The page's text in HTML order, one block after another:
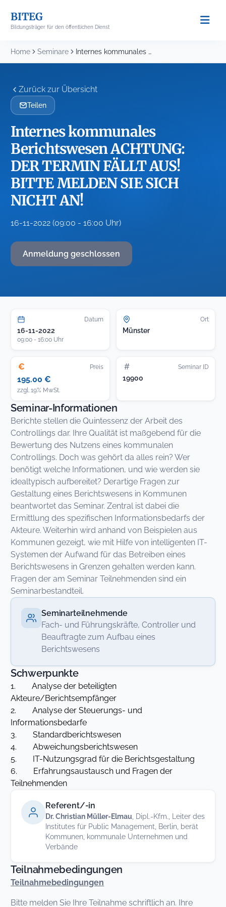
content
BITEG
Bildungsträger für den öffentlichen Dienst
Home Seminare Internes kommunales Berichtswesen ACHTUNG: DER TERMIN FÄLLT AUS!...
Zurück zur Übersicht
Teilen
Internes kommunales
Berichtswesen ACHTUNG:
DER TERMIN FÄLLT AUS!
BITTE MELDEN SIE SICH
NICHT AN!
16-11-2022 (09:00 - 16:00 Uhr)
Anmeldung geschlossen
Datum
16-11-2022
09:00 - 16:00 Uhr
Ort
Münster
€ Preis
195.00 €
zzgl. 19% MwSt.
# Seminar ID
19900
Seminar-Informationen
Berichte stellen die Quintessenz der Arbeit des
Controllings dar. Ihre Qualität ist maßgebend für die
Bewertung des Nutzens eines kommunalen
Controllings. Doch was gehört da alles rein? Wer
benötigt welche Informationen, und wie werden sie
idealtypisch aufbereitet? Derartige Fragen zur
Gestaltung eines Berichtswesens in Kommunen
beantwortet das Seminar. Zentral ist dabei die
Ermittlung des spezifischen Informationsbedarfs der
Akteure. Weiterhin wird anhand von Beispielen aus
Kommunen gezeigt, wie mit Hilfe von intelligenten IT-
Systemen der Aufwand für das Betreiben eines
Berichtswesens in Grenzen gehalten werden kann.
Fragen der am Seminar Teilnehmenden sind ein
Seminarbestandteil.
Seminarteilnehmende
Fach- und Führungskräfte, Controller und
Beauftragte zum Aufbau eines
Berichtswesens
Schwerpunkte
1. Analyse der beteiligten
Akteure/Berichtsempfänger
2. Analyse der Steuerungs- und
Informationsbedarfe
3. Standardberichtswesen
4. Abweichungsberichtswesen
5. IT-Nutzungsgrad für die Berichtsgestaltung
6. Erfahrungsaustausch und Fragen der
Teilnehmenden
Referent/-in
Dr. Christian Müller-Elmau , Dipl.-Kfm., Leiter des
Institutes für Public Management, Berlin, berät
Kommunen, kommunale Unternehmen und
Verbände
Teilnahmebedingungen
Teilnahmebedingungen
Bitte melden Sie Ihre Teilnahme schriftlich an. Ihre